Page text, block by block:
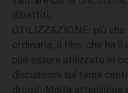
dibattiti.
UTILIZZAZIONE: più
ordinaria, il film, che ha il
può essere utilizzato in
discussioni sul tema